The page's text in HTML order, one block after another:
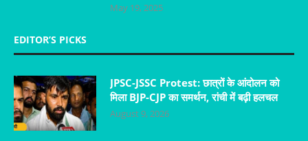
May 19, 2025
EDITOR’S PICKS
JPSC-JSSC Protest: छात्रों के आंदोलन को
मिला BJP-CJP का समर्थन, रांची में बढ़ी हलचल
August 9, 2026